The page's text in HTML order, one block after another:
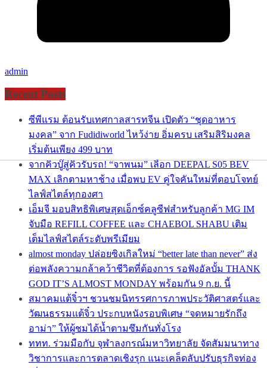
admin
Recent Posts
ซีพีแรม ต้อนรับเทศกาลสารทจีน เปิดตัว “ชุดอาหาร
มงคล” จาก Fudidiworld ไหว้ง่าย อิ่มครบ เสริมสิริมงคล
เริ่มต้นเพียง 499 บาท
จากคิวบู๊สู่คิวรับรถ! “จาพนม” เลือก DEEPAL S05 BEV
MAX เลิกตามหาช้าง เมื่อพบ EV คู่ใจคันใหม่ที่ตอบโจทย์
ไลฟ์สไตล์ทุกองศา
เอ็มจี มอบสิทธิพิเศษสุดเอ็กซ์คลูซีฟสำหรับลูกค้า MG IM
จับมือ REFILL COFFEE และ CHAEBOL SHABU เติม
เต็มไลฟ์สไตล์ระดับพรีเมียม
almost monday ปล่อยซิงเกิลใหม่ “better late than never” ส่ง
ต่อพลังความกล้าคว้าชีวิตที่ต้องการ รอฟังอัลบั้ม THANK
GOD IT’S ALMOST MONDAY พร้อมกัน 9 ก.ย. นี้
สมาคมแต้จิ๋วฯ ชวนชมนิทรรศการภาพประวัติศาสตร์และ
วัฒนธรรมแต้จิ๋ว ประกบหนังรอบพิเศษ “จดหมายรักถึง
อาม่า” ให้ผู้ชมได้น้ำตามซึมกันทั่งโรง
ททท. ร่วมมือกับ จุฬาลงกรณ์มหาวิทยาลัย จัดสัมมนาทาง
วิชาการและการตลาดเชิงรุก แนะเคล็ดลับปรับธุรกิจท่อง